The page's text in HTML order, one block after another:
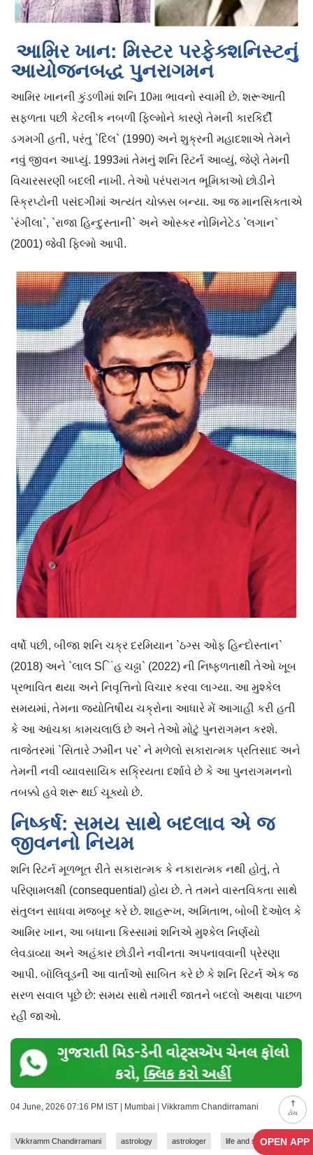
OPEN APP
ટોચ
આમિર ખાન: મિસ્ટર પરફેક્શનિસ્ટનું
આયોજનબદ્ધ પુનરાગમન
આમિર ખાનની કુંડળીમાં શનિ 10મા ભાવનો સ્વામી છે. શરૂઆતી
સફળતા પછી કેટલીક નબળી ફિલ્મોને કારણે તેમની કારકિર્દી
ડગમગી હતી, પરંતુ `દિલ` (1990) અને શુક્રની મહાદશાએ તેમને
નવું જીવન આપ્યું. 1993માં તેમનું શનિ રિટર્ન આવ્યું, જેણે તેમની
વિચારસરણી બદલી નાખી. તેઓ પરંપરાગત ભૂમિકાઓ છોડીને
સ્ક્રિપ્ટોની પસંદગીમાં અત્યંત ચોક્કસ બન્યા. આ જ માનસિકતાએ
`રંગીલા`, `રાજા હિન્દુસ્તાની` અને ઓસ્કર નોમિનેટેડ `લગાન`
(2001) જેવી ફિલ્મો આપી.
વર્ષો પછી, બીજા શનિ ચક્ર દરમિયાન `ઠગ્સ ઓફ હિન્દોસ્તાન`
(2018) અને `લાલ Sિંહ ચઢ્ઢા` (2022) ની નિષ્ફળતાથી તેઓ ખૂબ
પ્રભાવિત થયા અને નિવૃત્તિનો વિચાર કરવા લાગ્યા. આ મુશ્કેલ
સમયમાં, તેમના જ્યોતિષીય ચક્રોના આધારે મેં આગાહી કરી હતી
કે આ આંચકા કામચલાઉ છે અને તેઓ મોટું પુનરાગમન કરશે.
તાજેતરમાં `સિતારે ઝમીન પર` ને મળેલો સકારાત્મક પ્રતિસાદ અને
તેમની નવી વ્યાવસાયિક સક્રિયતા દર્શાવે છે કે આ પુનરાગમનનો
તબક્કો હવે શરૂ થઈ ચૂક્યો છે.
નિષ્કર્ષ: સમય સાથે બદલાવ એ જ
જીવનનો નિયમ
શનિ રિટર્ન મૂળભૂત રીતે સકારાત્મક કે નકારાત્મક નથી હોતું, તે
પરિણામલક્ષી (consequential) હોય છે. તે તમને વાસ્તવિકતા સાથે
સંતુલન સાધવા મજબૂર કરે છે. શાહરૂખ, અમિતાભ, બોબી દેઓલ કે
આમિર ખાન, આ બધાના કિસ્સામાં શનિએ મુશ્કેલ નિર્ણયો
લેવડાવ્યા અને અહંકાર છોડીને નવીનતા અપનાવવાની પ્રેરણા
આપી. બૉલિવૂડની આ વાર્તાઓ સાબિત કરે છે કે શનિ રિટર્ન એક જ
સરળ સવાલ પૂછે છે: સમય સાથે તમારી જાતને બદલો અથવા પાછળ
રહી જાઓ.
04 June, 2026 07:16 PM IST | Mumbai | Vikkramm Chandirramani
Vikkramm Chandirramani astrology astrologer life and style